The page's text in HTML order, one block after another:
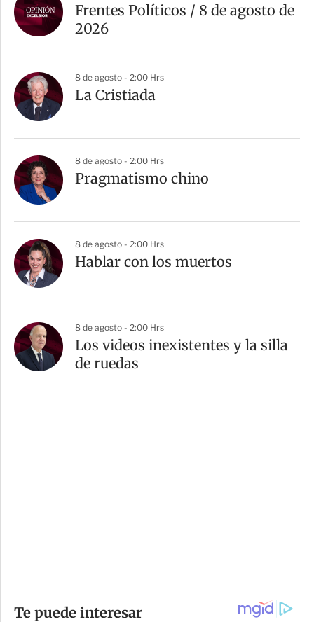
Frentes Políticos / 8 de agosto de
2026
8 de agosto - 2:00 Hrs
La Cristiada
8 de agosto - 2:00 Hrs
Pragmatismo chino
8 de agosto - 2:00 Hrs
Hablar con los muertos
8 de agosto - 2:00 Hrs
Los videos inexistentes y la silla
de ruedas